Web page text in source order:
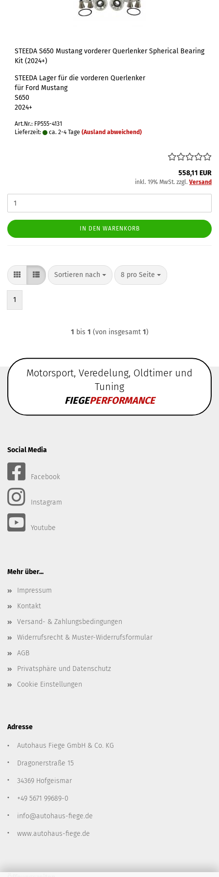
STEEDA S650 Mustang vorderer Querlenker Spherical Bearing
Kit (2024+)
STEEDA Lager für die vorderen Querlenker
für Ford Mustang
S650
2024+
Art.Nr.: FP555-4131
Lieferzeit:
ca. 2-4 Tage (Ausland abweichend)
558,11 EUR
inkl. 19% MwSt. zzgl. Versand
IN DEN WARENKORB
Sortieren nach
Sortieren nach 8 pro Seite
pro Seite
1
1 bis 1 (von insgesamt 1)
Motorsport, Veredelung, Oldtimer und
Tuning
FIEGEPERFORMANCE
Social Media
Facebook
Instagram
Youtube
Mehr über...
Impressum
Kontakt
Versand- & Zahlungsbedingungen
Widerrufsrecht & Muster-Widerrufsformular
AGB
Privatsphäre und Datenschutz
Cookie Einstellungen
Adresse
Autohaus Fiege GmbH & Co. KG
Dragonerstraße 15
34369 Hofgeismar
+49 5671 99689-0
info@autohaus-fiege.de
www.autohaus-fiege.de